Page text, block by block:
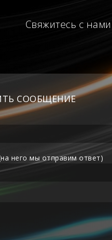
Свяжитесь с
СООБЩЕНИЕ
него мы отправим ответ)